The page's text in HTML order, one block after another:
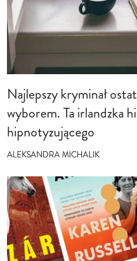
Najlepszy kryminał
wyborem. Ta irlandzka
hipnotyzującego
ALEKSANDRA MICHALIK